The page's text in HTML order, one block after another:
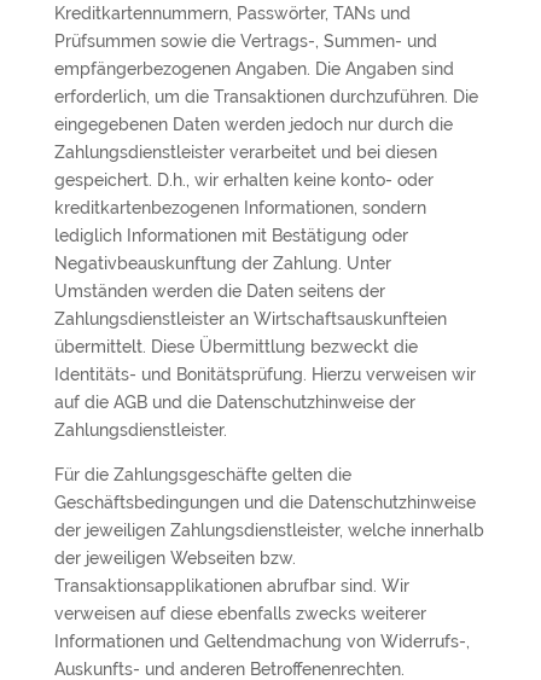
Kreditkartennummern, Passwörter, TANs und
Prüfsummen sowie die Vertrags-, Summen- und
empfängerbezogenen Angaben. Die Angaben sind
erforderlich, um die Transaktionen durchzuführen. Die
eingegebenen Daten werden jedoch nur durch die
Zahlungsdienstleister verarbeitet und bei diesen
gespeichert. D.h., wir erhalten keine konto- oder
kreditkartenbezogenen Informationen, sondern
lediglich Informationen mit Bestätigung oder
Negativbeauskunftung der Zahlung. Unter
Umständen werden die Daten seitens der
Zahlungsdienstleister an Wirtschaftsauskunfteien
übermittelt. Diese Übermittlung bezweckt die
Identitäts- und Bonitätsprüfung. Hierzu verweisen wir
auf die AGB und die Datenschutzhinweise der
Zahlungsdienstleister.
Für die Zahlungsgeschäfte gelten die
Geschäftsbedingungen und die Datenschutzhinweise
der jeweiligen Zahlungsdienstleister, welche innerhalb
der jeweiligen Webseiten bzw.
Transaktionsapplikationen abrufbar sind. Wir
verweisen auf diese ebenfalls zwecks weiterer
Informationen und Geltendmachung von Widerrufs-,
Auskunfts- und anderen Betroffenenrechten.